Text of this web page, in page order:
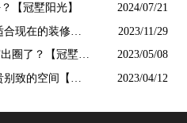
【冠墅阳光】 2024/07/21
现在的装修吗?
2023/11/29
圈了？【冠墅阳
2023/05/08
2023/04/12